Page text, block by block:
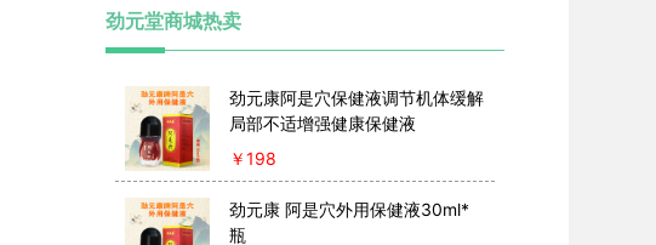
火的中医妙招。
虚，而想要成功减肥，活血化瘀才是关键
劲元堂商城热卖
劲元康阿是穴保健液调节机体缓解
局部不适增强健康保健液
￥198
劲元康 阿是穴外用保健液30ml*
瓶